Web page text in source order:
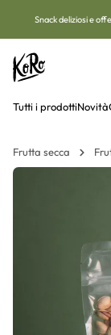
Snack deliziosi e
Tutti i prodottiNovità
Frutta secca